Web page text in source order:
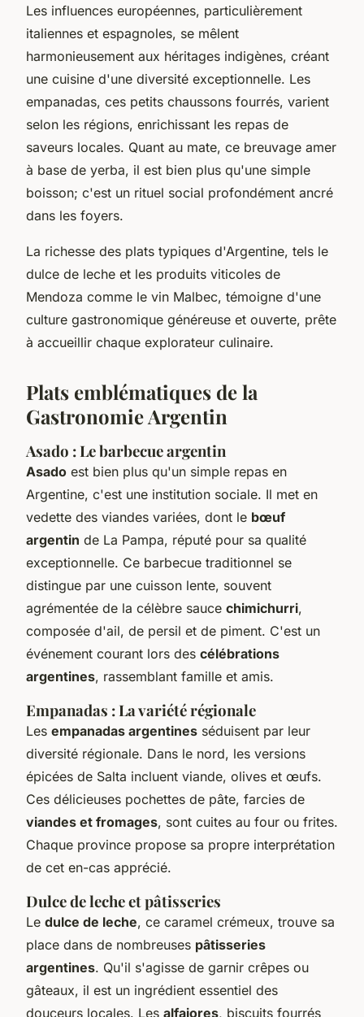
Les influences européennes, particulièrement
italiennes et espagnoles, se mêlent
harmonieusement aux héritages indigènes, créant
une cuisine d'une diversité exceptionnelle. Les
empanadas, ces petits chaussons fourrés, varient
selon les régions, enrichissant les repas de
saveurs locales. Quant au mate, ce breuvage amer
à base de yerba, il est bien plus qu'une simple
boisson; c'est un rituel social profondément ancré
dans les foyers.
La richesse des plats typiques d'Argentine, tels le
dulce de leche et les produits viticoles de
Mendoza comme le vin Malbec, témoigne d'une
culture gastronomique généreuse et ouverte, prête
à accueillir chaque explorateur culinaire.
Plats emblématiques de la
Gastronomie Argentin
Asado : Le barbecue argentin
Asado est bien plus qu'un simple repas en
Argentine, c'est une institution sociale. Il met en
vedette des viandes variées, dont le bœuf
argentin de La Pampa, réputé pour sa qualité
exceptionnelle. Ce barbecue traditionnel se
distingue par une cuisson lente, souvent
agrémentée de la célèbre sauce chimichurri,
composée d'ail, de persil et de piment. C'est un
événement courant lors des célébrations
argentines, rassemblant famille et amis.
Empanadas : La variété régionale
Les empanadas argentines séduisent par leur
diversité régionale. Dans le nord, les versions
épicées de Salta incluent viande, olives et œufs.
Ces délicieuses pochettes de pâte, farcies de
viandes et fromages, sont cuites au four ou frites.
Chaque province propose sa propre interprétation
de cet en-cas apprécié.
Dulce de leche et pâtisseries
Le dulce de leche, ce caramel crémeux, trouve sa
place dans de nombreuses pâtisseries
argentines. Qu'il s'agisse de garnir crêpes ou
gâteaux, il est un ingrédient essentiel des
douceurs locales. Les alfajores, biscuits fourrés